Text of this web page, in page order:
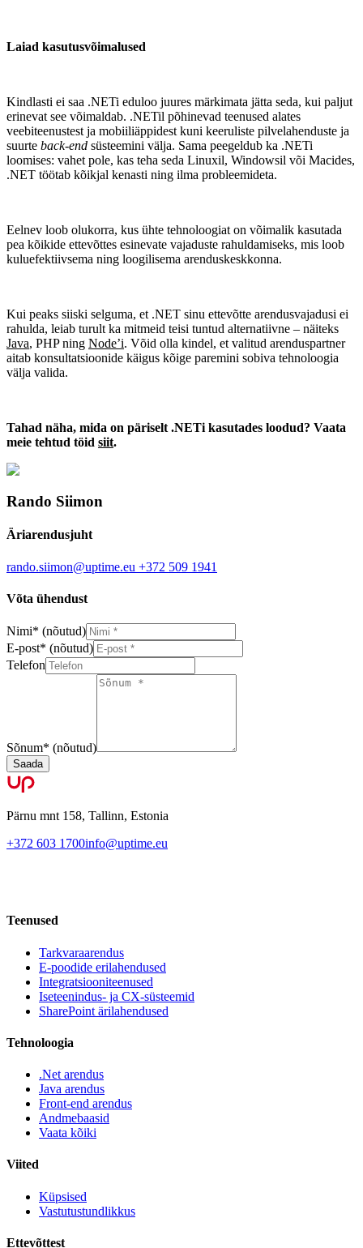
Laiad kasutusvõimalused
Kindlasti ei saa .NETi eduloo juures märkimata jätta seda, kui paljut
erinevat see võimaldab. .NETil põhinevad teenused alates
veebiteenustest ja mobiiliäppidest kuni keeruliste pilvelahenduste ja
suurte back-end süsteemini välja. Sama peegeldub ka .NETi
loomises: vahet pole, kas teha seda Linuxil, Windowsil või Macides,
.NET töötab kõikjal kenasti ning ilma probleemideta.
Eelnev loob olukorra, kus ühte tehnoloogiat on võimalik kasutada
pea kõikide ettevõttes esinevate vajaduste rahuldamiseks, mis loob
kuluefektiivsema ning loogilisema arenduskeskkonna.
Kui peaks siiski selguma, et .NET sinu ettevõtte arendusvajadusi ei
rahulda, leiab turult ka mitmeid teisi tuntud alternatiivne – näiteks
Java, PHP ning Node’i. Võid olla kindel, et valitud arenduspartner
aitab konsultatsioonide käigus kõige paremini sobiva tehnoloogia
välja valida.
Tahad näha, mida on päriselt .NETi kasutades loodud? Vaata
meie tehtud töid siit.
Rando Siimon
Äriarendusjuht
rando.siimon@uptime.eu +372 509 1941
Võta ühendust
Nimi* (nõutud)
E-post* (nõutud)
Telefon
Sõnum* (nõutud)
Saada
Pärnu mnt 158, Tallinn, Estonia
+372 603 1700info@uptime.eu
Teenused
Tarkvaraarendus
E-poodide erilahendused
Integratsiooniteenused
Iseteenindus- ja CX-süsteemid
SharePoint ärilahendused
Tehnoloogia
.Net arendus
Java arendus
Front-end arendus
Andmebaasid
Vaata kõiki
Viited
Küpsised
Vastutustundlikkus
Ettevõttest